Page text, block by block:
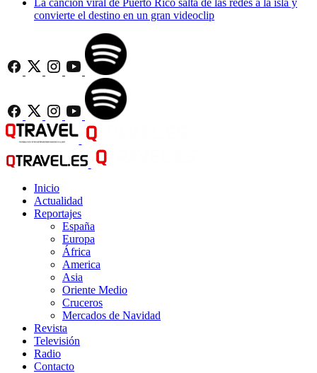
convierte el destino en un gran videoclip
Inicio
Actualidad
Reportajes
España
Europa
África
America
Asia
Oriente Medio
Cruceros
Mercados de Navidad
Revista
Televisión
Radio
Contacto